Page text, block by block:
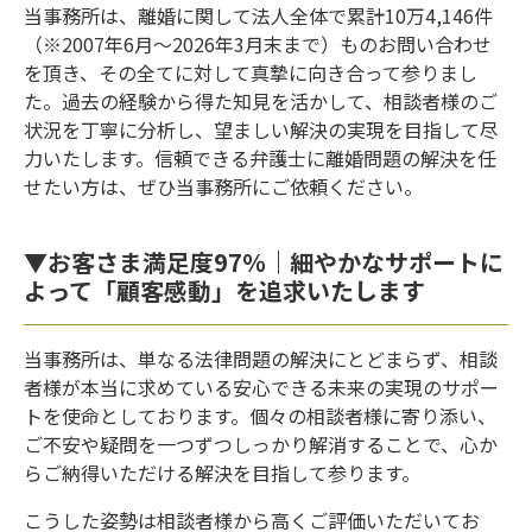
当事務所は、離婚に関して法人全体で累計10万4,146件
（※2007年6月～2026年3月末まで）ものお問い合わせ
を頂き、その全てに対して真摯に向き合って参りまし
た。過去の経験から得た知見を活かして、相談者様のご
状況を丁寧に分析し、望ましい解決の実現を目指して尽
力いたします。信頼できる弁護士に離婚問題の解決を任
せたい方は、ぜひ当事務所にご依頼ください。
▼お客さま満足度97％｜細やかなサポートに
よって「顧客感動」を追求いたします
当事務所は、単なる法律問題の解決にとどまらず、相談
者様が本当に求めている安心できる未来の実現のサポー
トを使命としております。個々の相談者様に寄り添い、
ご不安や疑問を一つずつしっかり解消することで、心か
らご納得いただける解決を目指して参ります。
こうした姿勢は相談者様から高くご評価いただいてお